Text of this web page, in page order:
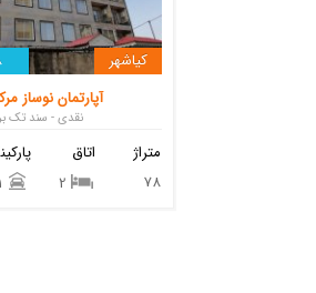
کیاشهر
آپارتمان نوساز
نقدی - سند تک
اتاق
2
متراژ
78